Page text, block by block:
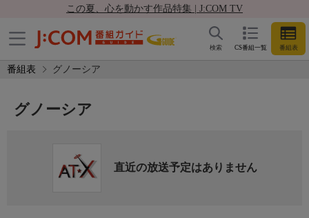
この夏、心を動かす作品特集 | J:COM TV
CS番組一覧 番組表
検索
番組表 グノーシア
グノーシア
直近の放送予定はありません